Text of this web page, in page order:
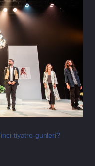
tiyatro-gunleri?